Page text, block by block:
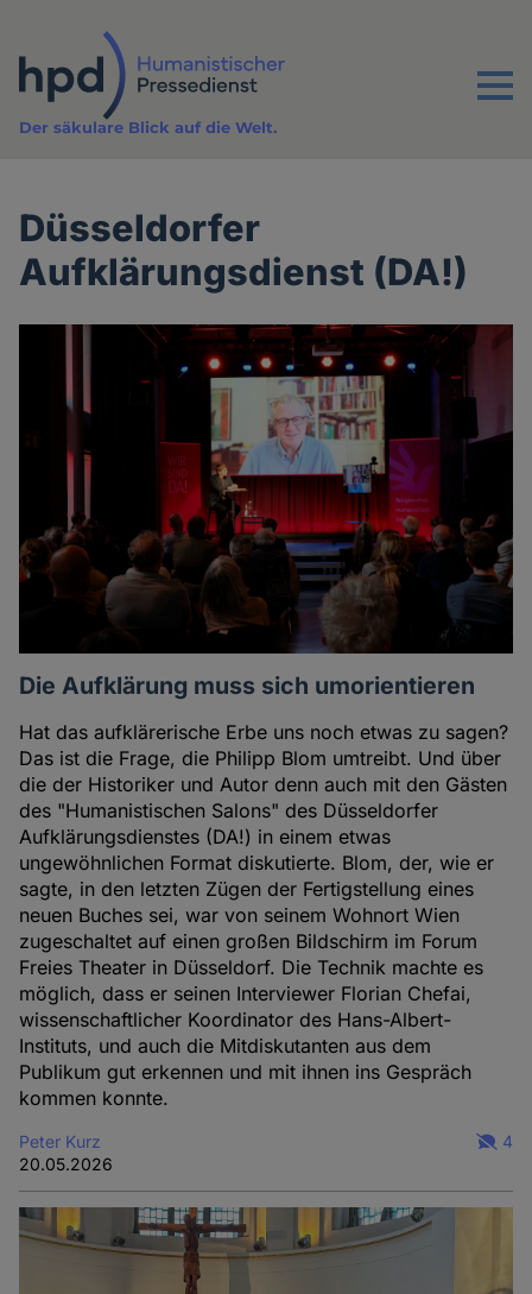
Inhalt
Menu
Der säkulare Blick auf die Welt.
Düsseldorfer
Aufklärungsdienst (DA!)
Die Aufklärung muss sich umorientieren
Hat das aufklärerische Erbe uns noch etwas zu sagen?
Das ist die Frage, die Philipp Blom umtreibt. Und über
die der Historiker und Autor denn auch mit den Gästen
des "Humanistischen Salons" des Düsseldorfer
Aufklärungsdienstes (DA!) in einem etwas
ungewöhnlichen Format diskutierte. Blom, der, wie er
sagte, in den letzten Zügen der Fertigstellung eines
neuen Buches sei, war von seinem Wohnort Wien
zugeschaltet auf einen großen Bildschirm im Forum
Freies Theater in Düsseldorf. Die Technik machte es
möglich, dass er seinen Interviewer Florian Chefai,
wissenschaftlicher Koordinator des Hans-Albert-
Instituts, und auch die Mitdiskutanten aus dem
Publikum gut erkennen und mit ihnen ins Gespräch
kommen konnte.
Peter Kurz
20.05.2026
4